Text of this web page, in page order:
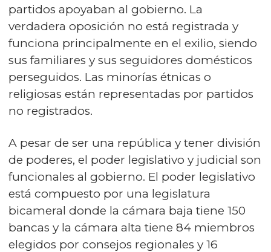
partidos apoyaban al gobierno. La
verdadera oposición no está registrada y
funciona principalmente en el exilio, siendo
sus familiares y sus seguidores domésticos
perseguidos. Las minorías étnicas o
religiosas están representadas por partidos
no registrados.
A pesar de ser una república y tener división
de poderes, el poder legislativo y judicial son
funcionales al gobierno. El poder legislativo
está compuesto por una legislatura
bicameral donde la cámara baja tiene 150
bancas y la cámara alta tiene 84 miembros
elegidos por consejos regionales y 16